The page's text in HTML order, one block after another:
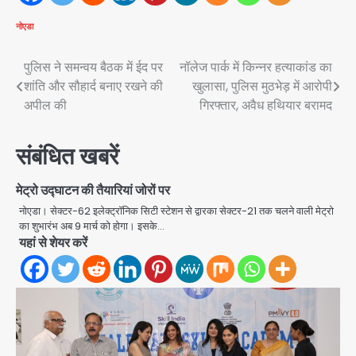
नोएडा
Post
navigation
पुलिस ने समन्वय बैठक में ईद पर
शांति और सौहार्द बनाए रखने की
अपील की
नॉलेज पार्क में किन्नर हत्याकांड का
खुलासा, पुलिस मुठभेड़ में आरोपी
गिरफ्तार, अवैध हथियार बरामद
संबंधित खबरें
मेट्रो उद्घाटन की तैयारियां जोरों पर
नोएडा। सेक्टर-62 इलेक्ट्रॉनिक सिटी स्टेशन से द्वारका सेक्टर-21 तक चलने वाली मेट्रो
का शुभारंभ अब 9 मार्च को होगा। इसके…
यहां से शेयर करें